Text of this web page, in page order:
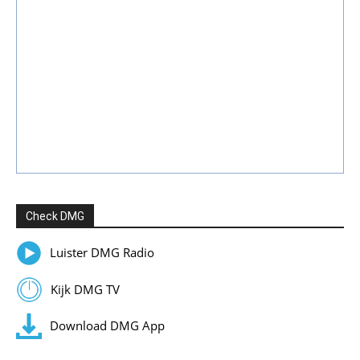
Check DMG
Luister DMG Radio
Kijk DMG TV
Download DMG App